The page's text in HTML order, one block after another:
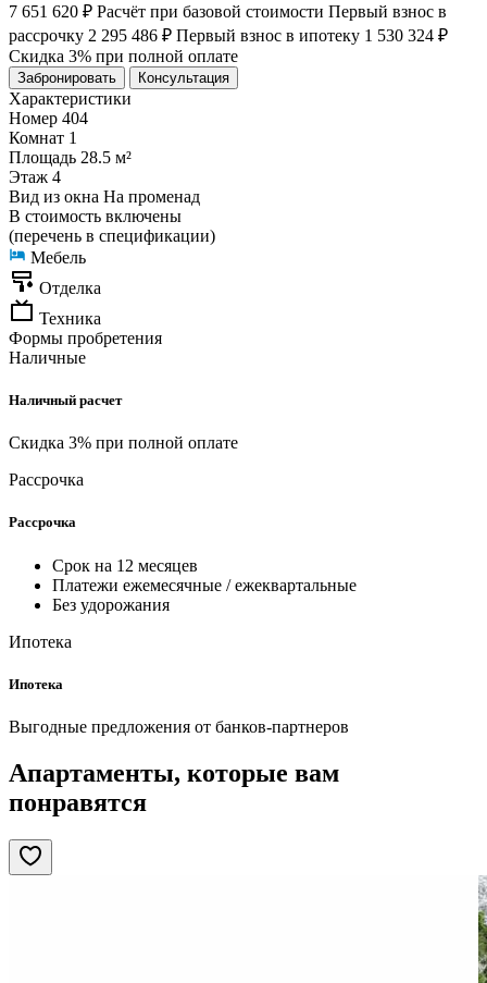
7 651 620 ₽ Расчёт при базовой стоимости Первый взнос в
рассрочку 2 295 486 ₽ Первый взнос в ипотеку 1 530 324 ₽
Скидка 3% при полной оплате
Забронировать Консультация
Характеристики
Номер 404
Комнат 1
Площадь 28.5 м²
Этаж 4
Вид из окна На променад
В стоимость включены
(перечень в спецификации)
Мебель
Отделка
Техника
Формы пробретения
Наличные
Наличный расчет
Скидка 3% при полной оплате
Рассрочка
Рассрочка
Срок на 12 месяцев
Платежи ежемесячные / ежеквартальные
Без удорожания
Ипотека
Ипотека
Выгодные предложения от банков-партнеров
Апартаменты, которые вам
понравятся